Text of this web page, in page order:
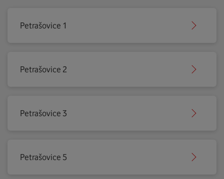
Petrašovice 1
Petrašovice 2
Petrašovice 3
Petrašovice 5